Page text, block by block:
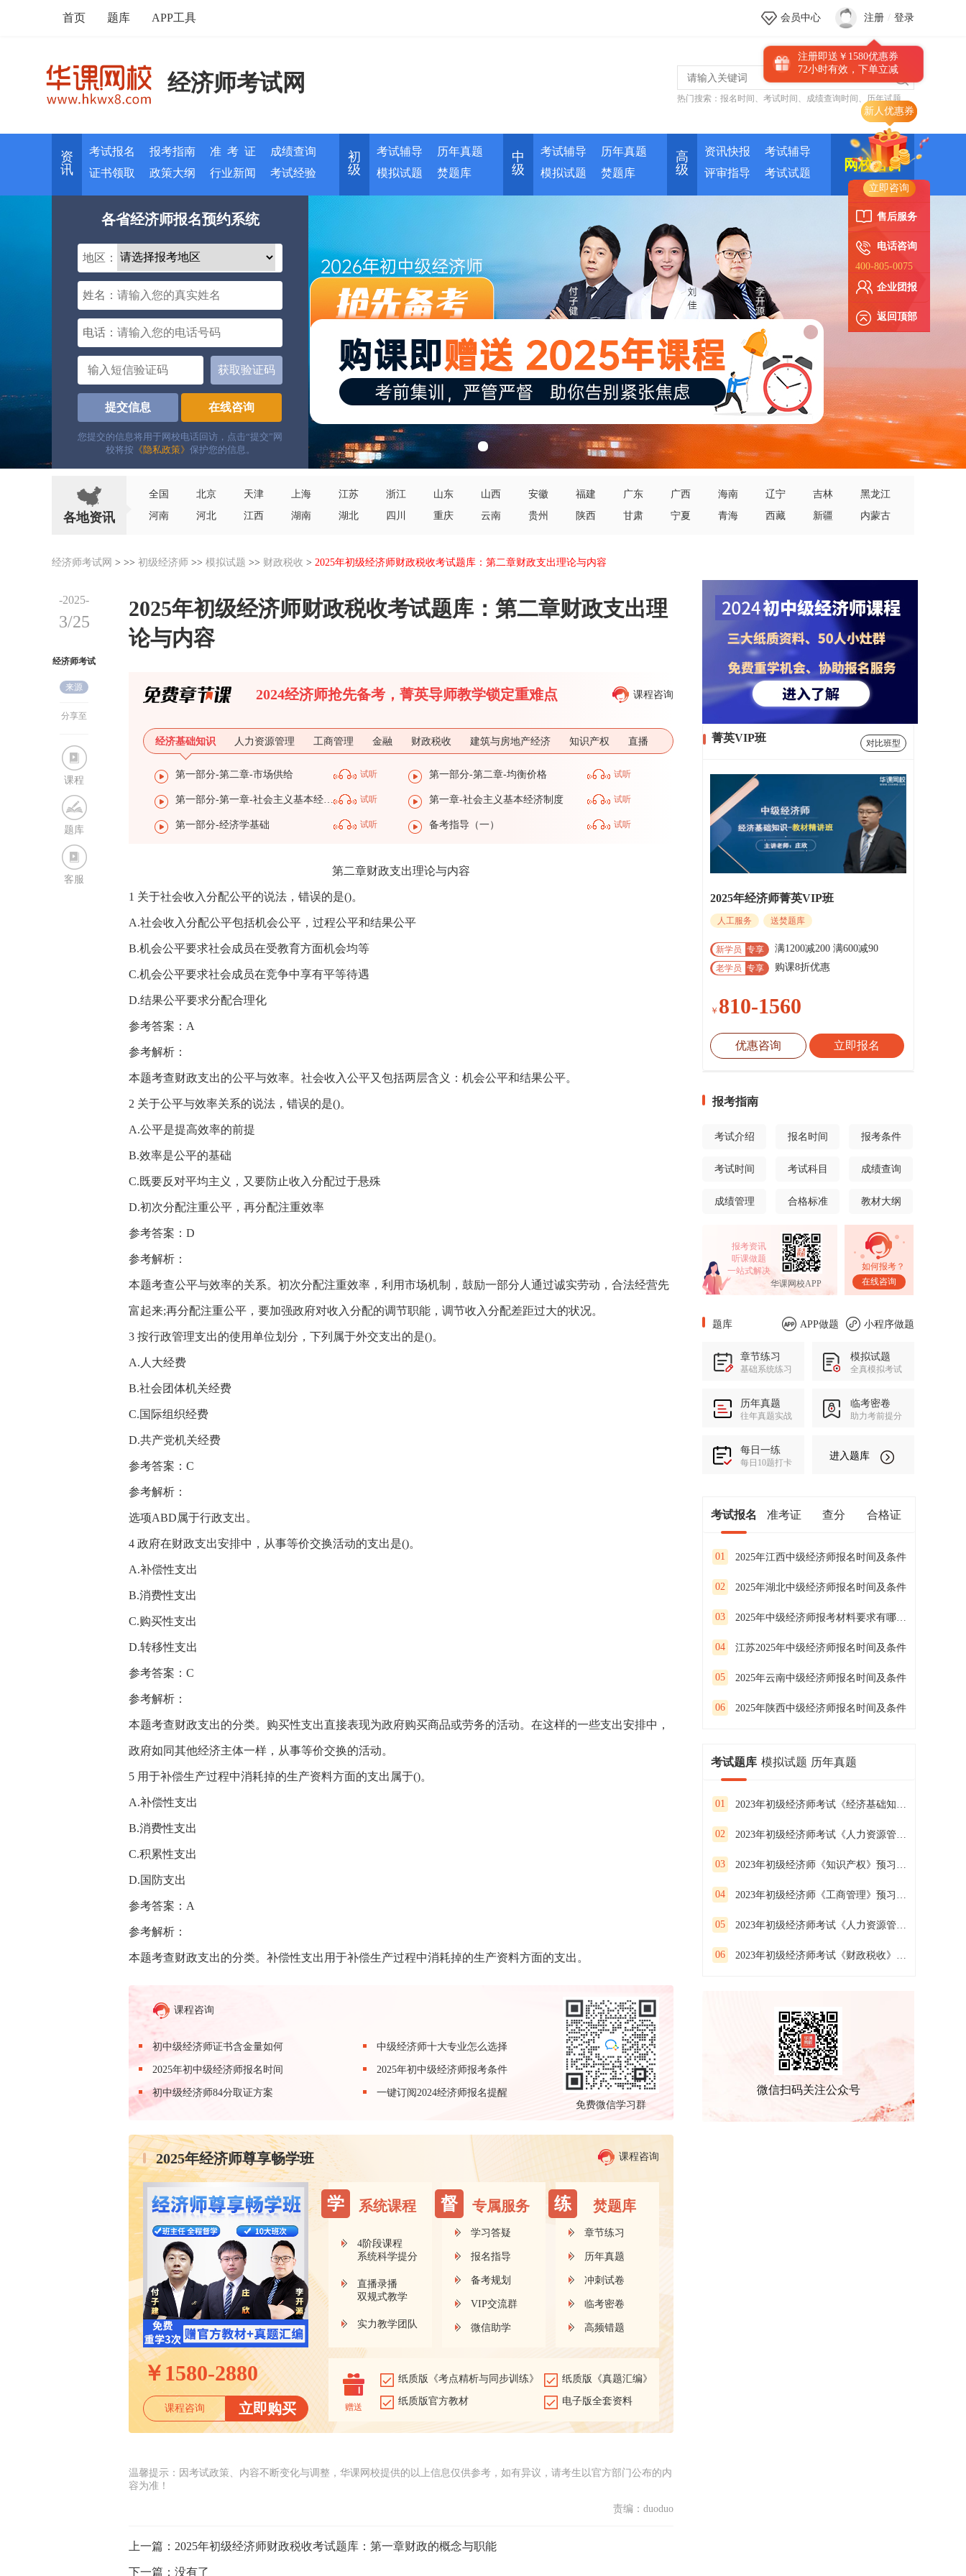
立即咨询
售后服务
电话咨询
400-805-0075
企业团报
返回顶部
首页 题库 APP工具 会员中心 注册 / 登录
注册即送￥1580优惠券
72小时有效，下单立减
经济师考试网
热门搜索： 报名时间 、 考试时间 、 成绩查询时间 、 历年试题
资
讯
考试报名 报考指南 准 考 证
成绩查询
证书领取
政策大纲 行业新闻 考试经验
初
级
考试辅导
历年真题
模拟试题
焚题库
中
级
考试辅导
历年真题
模拟试题
焚题库
高
级
资讯快报
考试辅导
评审指导
考试试题
网校培训
各省经济师报名预约系统
地区：
姓名：
电话：
获取验证码
提交信息 在线咨询
您提交的信息将用于网校电话回访，点击“提交”网
校将按 《隐私政策》 保护您的信息。
各地资讯
全国 北京 天津 上海 江苏 浙江 山东 山西 安徽 福建 广东 广西 海南 辽宁 吉林
黑龙江
河南
河北 江西 湖南 湖北 四川 重庆 云南 贵州 陕西 甘肃 宁夏 青海 西藏 新疆 内蒙古
经济师考试网 > >> 初级经济师 >> 模拟试题 >> 财政税收 > 2025年初级经济师财政税收考试题库：第二章财政支出理论与内容
-2025-
3/25
经济师考试
网
来源
分享至
课程
题库
客服
2025年初级经济师财政税收考试题库：第二章财政支出理
论与内容
2024经济师抢先备考，菁英导师教学锁定重难点 课程咨询
经济基础知识 人力资源管理 工商管理 金融 财政税收 建筑与房地产经济 知识产权 直播
第一部分-第二章-市场供给 试听 第一部分-第二章-均衡价格 试听
第一部分-第一章-社会主义基本经济制度 试听 第一章-社会主义基本经济制度 试听
第一部分-经济学基础 试听 备考指导（一） 试听
第二章财政支出理论与内容
1 关于社会收入分配公平的说法，错误的是()。
A.社会收入分配公平包括机会公平，过程公平和结果公平
B.机会公平要求社会成员在受教育方面机会均等
C.机会公平要求社会成员在竞争中享有平等待遇
D.结果公平要求分配合理化
参考答案：A
参考解析：
本题考查财政支出的公平与效率。社会收入公平又包括两层含义：机会公平和结果公平。
2 关于公平与效率关系的说法，错误的是()。
A.公平是提高效率的前提
B.效率是公平的基础
C.既要反对平均主义，又要防止收入分配过于悬殊
D.初次分配注重公平，再分配注重效率
参考答案：D
参考解析：
本题考查公平与效率的关系。初次分配注重效率，利用市场机制，鼓励一部分人通过诚实劳动，合法经营先
富起来;再分配注重公平，要加强政府对收入分配的调节职能，调节收入分配差距过大的状况。
3 按行政管理支出的使用单位划分，下列属于外交支出的是()。
A.人大经费
B.社会团体机关经费
C.国际组织经费
D.共产党机关经费
参考答案：C
参考解析：
选项ABD属于行政支出。
4 政府在财政支出安排中，从事等价交换活动的支出是()。
A.补偿性支出
B.消费性支出
C.购买性支出
D.转移性支出
参考答案：C
参考解析：
本题考查财政支出的分类。购买性支出直接表现为政府购买商品或劳务的活动。在这样的一些支出安排中，
政府如同其他经济主体一样，从事等价交换的活动。
5 用于补偿生产过程中消耗掉的生产资料方面的支出属于()。
A.补偿性支出
B.消费性支出
C.积累性支出
D.国防支出
参考答案：A
参考解析：
本题考查财政支出的分类。补偿性支出用于补偿生产过程中消耗掉的生产资料方面的支出。
课程咨询
初中级经济师证书含金量如何 中级经济师十大专业怎么选择
2025年初中级经济师报名时间 2025年初中级经济师报考条件
初中级经济师84分取证方案
一键订阅2024经济师报名提醒
免费微信学习群
2025年经济师尊享畅学班 课程咨询
￥ 1580-2880
课程咨询 立即购买
学 系统课程
4阶段课程
系统科学提分
直播录播
双规式教学
实力教学团队
督 专属服务
学习答疑
报名指导
备考规划
VIP交流群
微信助学
练 焚题库
章节练习
历年真题
冲刺试卷
临考密卷
高频错题
赠送
纸质版《考点精析与同步训练》 纸质版《真题汇编》
纸质版官方教材 电子版全套资料
温馨提示：因考试政策、内容不断变化与调整，华课网校提供的以上信息仅供参考，如有异议，请考生以官方部门公布的内
容为准！
责编：duoduo
上一篇： 2025年初级经济师财政税收考试题库：第一章财政的概念与职能
下一篇： 没有了
菁英VIP班 对比班型
2025年经济师菁英VIP班
人工服务 送焚题库
新学员 专享 满1200减200 满600减90
老学员 专享 购课8折优惠
￥ 810-1560
优惠咨询 立即报名
报考指南
考试介绍 报名时间 报考条件
考试时间 考试科目 成绩查询
成绩管理 合格标准 教材大纲
报考资讯
听课做题
一站式解决
华课网校APP
如何报考？
在线咨询
题库 APP做题 小程序做题
章节练习
基础系统练习
模拟试题
全真模拟考试
历年真题
往年真题实战
临考密卷
助力考前提分
每日一练
每日10题打卡
进入题库
考试报名 准考证 查分 合格证
01 2025年江西中级经济师报名时间及条件
02 2025年湖北中级经济师报名时间及条件
03 2025年中级经济师报考材料要求有哪些内容
04 江苏2025年中级经济师报名时间及条件
05 2025年云南中级经济师报名时间及条件
06 2025年陕西中级经济师报名时间及条件
考试题库 模拟试题 历年真题
01 2023年初级经济师考试《经济基础知识》预习试卷（二）
02 2023年初级经济师考试《人力资源管理》预习试卷（一）
03 2023年初级经济师《知识产权》预习试卷（二）
04 2023年初级经济师《工商管理》预习试卷（一）
05 2023年初级经济师考试《人力资源管理》预习试卷（三）
06 2023年初级经济师考试《财政税收》预习试卷(一）
微信扫码关注公众号